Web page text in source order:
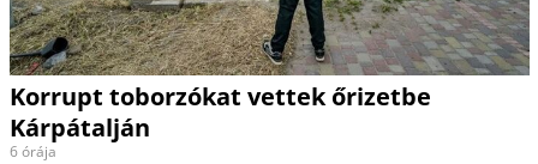
Korrupt toborzókat vettek őrizetbe
Kárpátalján
6 órája